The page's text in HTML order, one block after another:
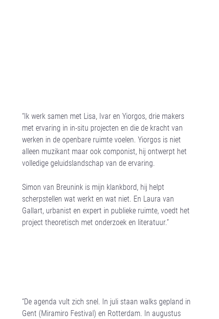
“Ik werk samen met Lisa, Ivar en Yiorgos, drie makers
met ervaring in in-situ projecten en die de kracht van
werken in de openbare ruimte voelen. Yiorgos is niet
alleen muzikant maar ook componist, hij ontwerpt het
volledige geluidslandschap van de ervaring.
Simon van Breunink is mijn klankbord, hij helpt
scherpstellen wat werkt en wat niet. En Laura van
Gallart, urbanist en expert in publieke ruimte, voedt het
project theoretisch met onderzoek en literatuur.”
“De agenda vult zich snel. In juli staan walks gepland in
Gent (Miramiro Festival) en Rotterdam. In augustus